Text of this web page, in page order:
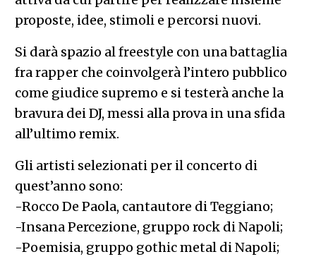
proposte, idee, stimoli e percorsi nuovi.
Si darà spazio al freestyle con una battaglia
fra rapper che coinvolgerà l’intero pubblico
come giudice supremo e si testerà anche la
bravura dei DJ, messi alla prova in una sfida
all’ultimo remix.
Gli artisti selezionati per il concerto di
quest’anno sono:
-Rocco De Paola, cantautore di Teggiano;
-Insana Percezione, gruppo rock di Napoli;
-Poemisia, gruppo gothic metal di Napoli;